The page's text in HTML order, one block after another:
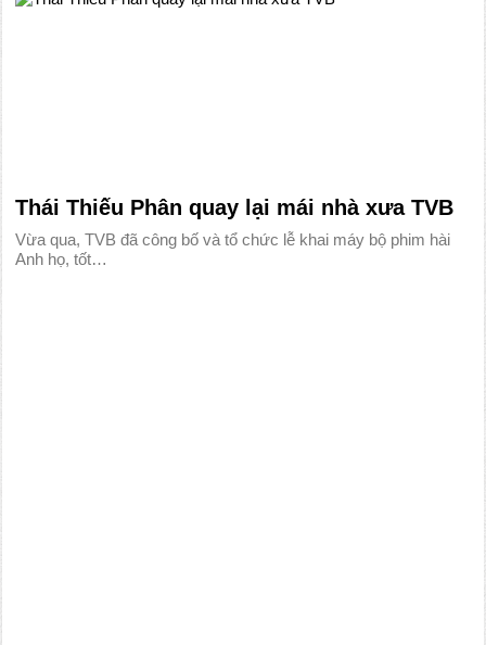
Thái Thiếu Phân quay lại mái nhà xưa TVB
Vừa qua, TVB đã công bố và tổ chức lễ khai máy bộ phim hài
Anh họ, tốt…